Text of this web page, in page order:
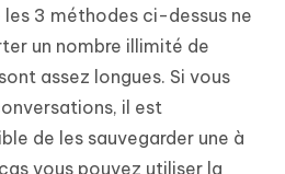
les 3 méthodes ci-dessus ne
un nombre illimité de
assez longues. Si vous
il est
de les sauvegarder une à
vous pouvez utiliser la